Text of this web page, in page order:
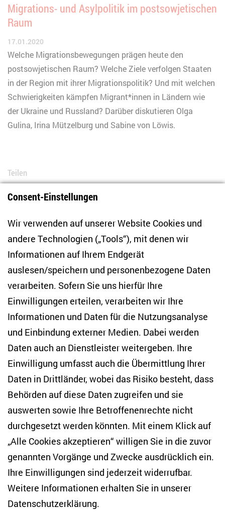
Migrations- und Asylpolitik im postsowjetischen
Raum
17.01.2020
Welche Migrationsbewegungen prägen heute den
postsowjetischen Raum? Welche Ziele verfolgen Staaten
in der Region mit ihrer Migrationspolitik? Und mit welchen
Schwierigkeiten kämpfen Migrant*innen in Ländern wie
der Ukraine und Russland? Darüber diskutieren Olga
Gulina, Irina Mützelburg und Sabine von Löwis.
Teilen
BlueskyLinkedInFacebook
Zentrum für Osteuropa- und internationale
Studien
Anton-Wilhelm-Amo-Str. 60
10117 Berlin
Tel. +49 (30) 2005949-17
info(at)zois-berlin(dot)de
NEWSLETTER
E-Mail-Adresse eingeben*
Ich möchte regelmäßig über aktuelle Themen,
werden. Ich bin zudem damit einverstanden, dass meine
Interaktionen mit den Newslettern gemessen werden (z. B.
Öffnung der E-Mail, angeklickte Links), sodass das ZOiS den
Newsletter optimieren und weiterhin möglichst relevante
mit Wirkung für die Zukunft widerrufen (Abmeldelink in jeder
Consent-Einstellungen
Wir verwenden auf unserer Website Cookies und
andere Technologien („Tools“), mit denen wir
Informationen auf Ihrem Endgerät
auslesen/speichern und personenbezogene Daten
verarbeiten. Sofern Sie uns hierfür Ihre
Einwilligungen erteilen, verarbeiten wir Ihre
Informationen und Daten für die Nutzungsanalyse
und Einbindung externer Medien. Dabei werden
Daten auch an Dienstleister weitergeben. Ihre
Einwilligung umfasst auch die Übermittlung Ihrer
Daten in Drittländer, wobei das Risiko besteht, dass
Behörden auf diese Daten zugreifen und sie
auswerten sowie Ihre Betroffenenrechte nicht
durchgesetzt werden könnten. Mit einem Klick auf
„Alle Cookies akzeptieren“ willigen Sie in die zuvor
genannten Vorgänge und Zwecke ausdrücklich ein.
Ihre Einwilligungen sind jederzeit widerrufbar.
Weitere Informationen erhalten Sie in unserer
Datenschutzerklärung.